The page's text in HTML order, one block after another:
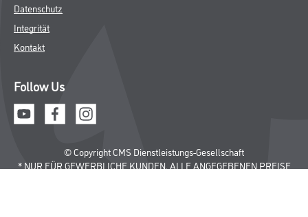
Datenschutz
Integrität
Kontakt
Follow Us
© Copyright CMS Dienstleistungs-Gesellschaft
* NUR FÜR GEWERBLICHE KUNDEN. ALLE ANGEGEBENEN PREISE